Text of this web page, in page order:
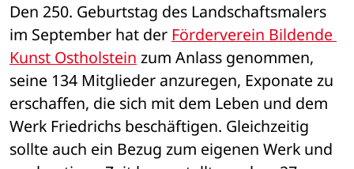
Den 250. Geburtstag des Landschaftsmalers
im September hat der Förderverein Bildende
Kunst Ostholstein zum Anlass genommen,
seine 134 Mitglieder anzuregen, Exponate zu
erschaffen, die sich mit dem Leben und dem
Werk Friedrichs beschäftigen. Gleichzeitig
sollte auch ein Bezug zum eigenen Werk und